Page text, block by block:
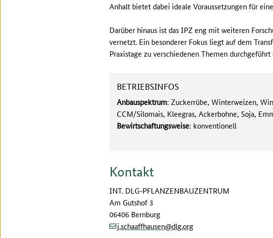
Anhalt bietet dabei ideale Voraussetzungen für
Darüber hinaus ist das IPZ eng mit weiteren
vernetzt. Ein besonderer Fokus liegt auf dem
Praxistage zu verschiedenen Themen
BETRIEBSINFOS
Anbauspektrum: Zuckerrübe, Winterweizen,
CCM/Silomais, Kleegras, Ackerbohne, Soja,
Bewirtschaftungsweise: konventionell
Kontakt
INT. DLG-PFLANZENBAUZENTRUM
Am Gutshof 3
06406 Bernburg
j.schaaffhausen (at)
dlg(dot)
org